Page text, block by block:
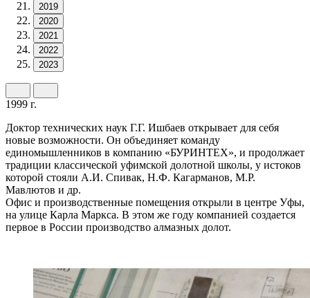
2019
2020
2021
2022
2023
1999 г.
Доктор технических наук Г.Г. Ишбаев открывает для себя
новые возможности. Он объединяет команду
единомышленников в компанию «БУРИНТЕХ», и продолжает
традиции классической уфимской долотной школы, у истоков
которой стояли А.И. Спивак, Н.Ф. Кагарманов, М.Р.
Мавлютов и др.
Офис и производственные помещения открыли в центре Уфы,
на улице Карла Маркса. В этом же году компанией создается
первое в России производство алмазных долот.